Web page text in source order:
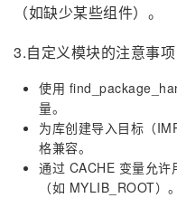
（如缺少某些组件）。
3.自定义模块的注意事项
使用
量。
为库创建导入目标（
格兼容。
通过 CACHE 变量允许
（如 MYLIB_ROOT）。